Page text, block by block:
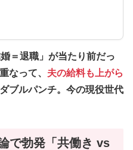
＝退職 」が当たり前だっ
なって、 夫の給料も上がら
ブルパンチ。今の現役世代
で勃発「共働き vs